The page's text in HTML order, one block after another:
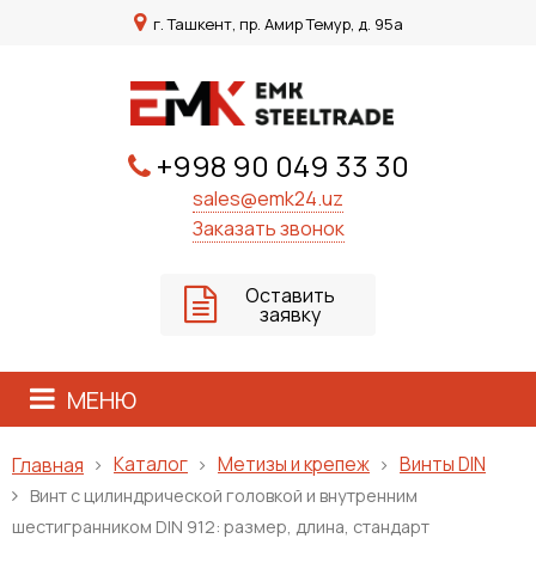
г. Ташкент, пр. Амир Темур, д. 95а
+998 90 049 33 30
sales@emk24.uz
Заказать звонок
Оставить
заявку
МЕНЮ
Главная Каталог Метизы и крепеж Винты DIN
Винт с цилиндрической головкой и внутренним
шестигранником DIN 912: размер, длина, стандарт